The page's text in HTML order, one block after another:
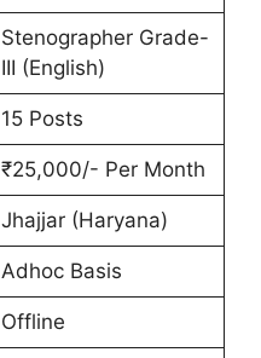
Stenographer Grade-
III (English)
15 Posts
₹25,000/- Per Month
Jhajjar (Haryana)
Adhoc Basis
Offline